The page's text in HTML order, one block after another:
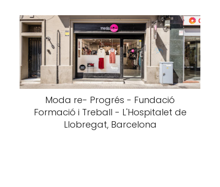
Moda re- Progrés - Fundació
Formació i Treball - L'Hospitalet de
Llobregat, Barcelona